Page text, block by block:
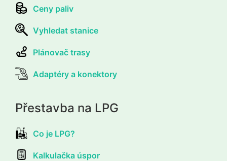
Ceny paliv
Vyhledat stanice
Plánovač trasy
Adaptéry a konektory
Přestavba na LPG
Co je LPG?
Kalkulačka úspor